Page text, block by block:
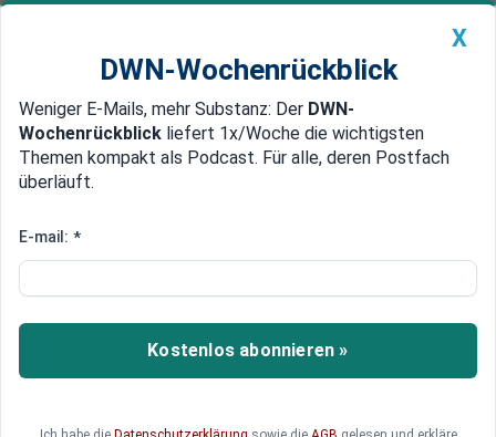
Newsticker MEIN DWN: Geldanlage Premium
Edelmetalle DWN-Magazin China
Clinton gegen Obama
Russische Erfolge gegen den IS:
US-Hardliner werden nervös
Die militärischen Erfolge Russlands in Syrien
X
DWN-Wochenrückblick
Weniger E-Mails, mehr Substanz: Der DWN-
Wochenrückblick liefert 1x/Woche die wichtigsten
Themen kompakt als Podcast. Für alle, deren Postfach
überläuft.
E-mail: *
Kostenlos abonnieren »